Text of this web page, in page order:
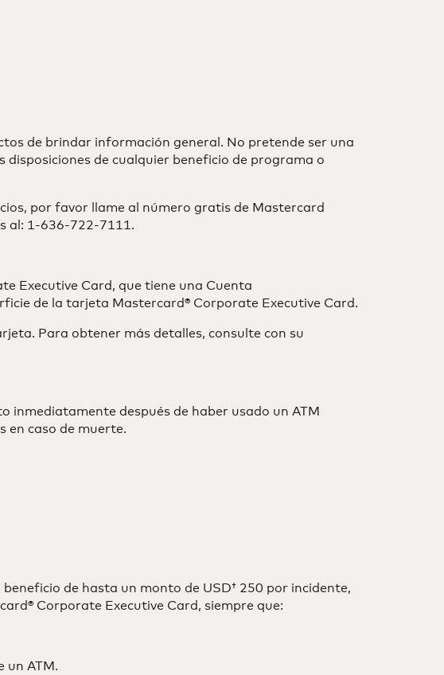
de brindar información general. No pretende ser una
de cualquier beneficio de programa o
por favor llame al número gratis de Mastercard
al: 1-636-722-7111.
Executive Card, que tiene una Cuenta
de la tarjeta Mastercard® Corporate Executive Card.
Para obtener más detalles, consulte con su
inmediatamente después de haber usado un ATM
en caso de muerte.
de hasta un monto de USD† 250 por incidente,
Corporate Executive Card, siempre que:
un ATM.